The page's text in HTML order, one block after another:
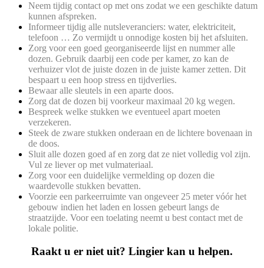
Neem tijdig contact op met ons zodat we een geschikte datum
kunnen afspreken.
Informeer tijdig alle nutsleveranciers: water, elektriciteit,
telefoon … Zo vermijdt u onnodige kosten bij het afsluiten.
Zorg voor een goed georganiseerde lijst en nummer alle
dozen. Gebruik daarbij een code per kamer, zo kan de
verhuizer vlot de juiste dozen in de juiste kamer zetten. Dit
bespaart u een hoop stress en tijdverlies.
Bewaar alle sleutels in een aparte doos.
Zorg dat de dozen bij voorkeur maximaal 20 kg wegen.
Bespreek welke stukken we eventueel apart moeten
verzekeren.
Steek de zware stukken onderaan en de lichtere bovenaan in
de doos.
Sluit alle dozen goed af en zorg dat ze niet volledig vol zijn.
Vul ze liever op met vulmateriaal.
Zorg voor een duidelijke vermelding op dozen die
waardevolle stukken bevatten.
Voorzie een parkeerruimte van ongeveer 25 meter vóór het
gebouw indien het laden en lossen gebeurt langs de
straatzijde. Voor een toelating neemt u best contact met de
lokale politie.
Raakt u er niet uit? Lingier kan u helpen.